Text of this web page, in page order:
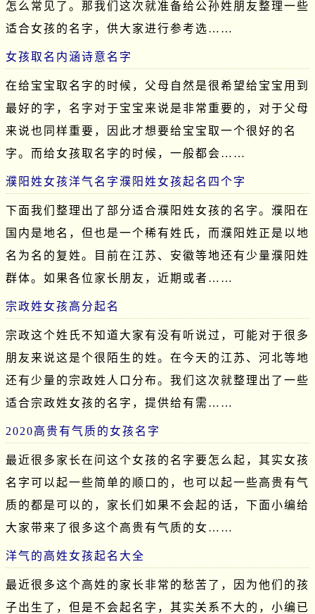
怎么常见了。那我们这次就准备给公孙姓朋友整理一些
适合女孩的名字，供大家进行参考选……
女孩取名内涵诗意名字
在给宝宝取名字的时候，父母自然是很希望给宝宝用到
最好的字，名字对于宝宝来说是非常重要的，对于父母
来说也同样重要，因此才想要给宝宝取一个很好的名
字。而给女孩取名字的时候，一般都会……
濮阳姓女孩洋气名字濮阳姓女孩起名四个字
下面我们整理出了部分适合濮阳姓女孩的名字。濮阳在
国内是地名，但也是一个稀有姓氏，而濮阳姓正是以地
名为名的复姓。目前在江苏、安徽等地还有少量濮阳姓
群体。如果各位家长朋友，近期或者……
宗政姓女孩高分起名
宗政这个姓氏不知道大家有没有听说过，可能对于很多
朋友来说这是个很陌生的姓。在今天的江苏、河北等地
还有少量的宗政姓人口分布。我们这次就整理出了一些
适合宗政姓女孩的名字，提供给有需……
2020高贵有气质的女孩名字
最近很多家长在问这个女孩的名字要怎么起，其实女孩
名字可以起一些简单的顺口的，也可以起一些高贵有气
质的都是可以的，家长们如果不会起的话，下面小编给
大家带来了很多这个高贵有气质的女……
洋气的高姓女孩起名大全
最近很多这个高姓的家长非常的愁苦了，因为他们的孩
子出生了，但是不会起名字，其实关系不大的，小编已